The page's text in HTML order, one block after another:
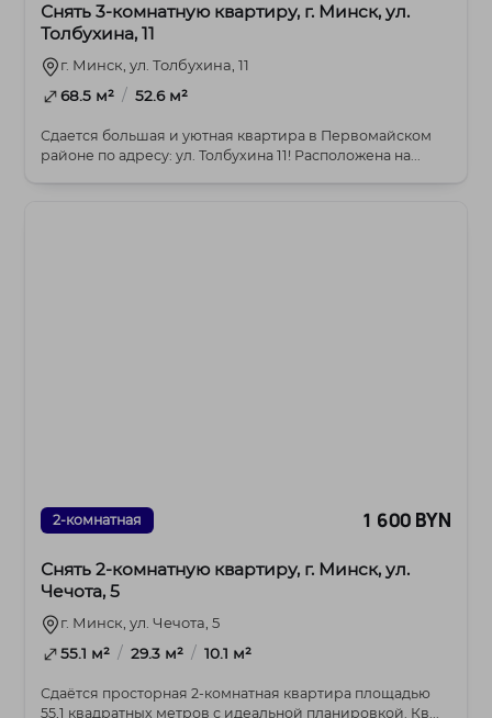
Снять 3-комнатную квартиру, г. Минск, ул.
Толбухина, 11
г. Минск, ул. Толбухина, 11
68.5 м² / 52.6 м²
Сдается большая и уютная квартира в Первомайском
районе по адресу: ул. Толбухина 11! Расположена на...
2-комнатная 1 600 BYN
Снять 2-комнатную квартиру, г. Минск, ул.
Чечота, 5
г. Минск, ул. Чечота, 5
55.1 м² / 29.3 м² / 10.1 м²
Сдаётся просторная 2-комнатная квартира площадью
55,1 квадратных метров с идеальной планировкой. Кв...